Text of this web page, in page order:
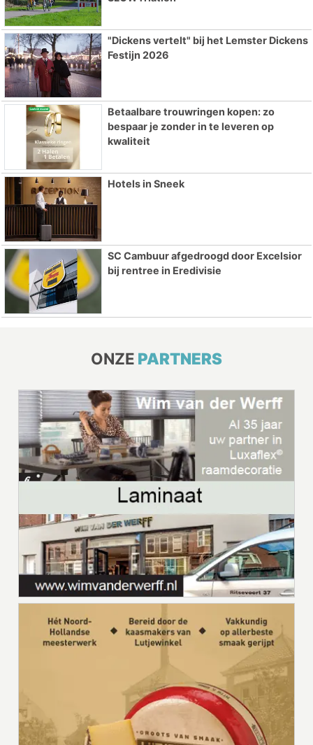
"Dickens vertelt" bij het Lemster Dickens
Festijn 2026
Betaalbare trouwringen kopen: zo
bespaar je zonder in te leveren op
kwaliteit
Hotels in Sneek
SC Cambuur afgedroogd door Excelsior
bij rentree in Eredivisie
ONZE PARTNERS